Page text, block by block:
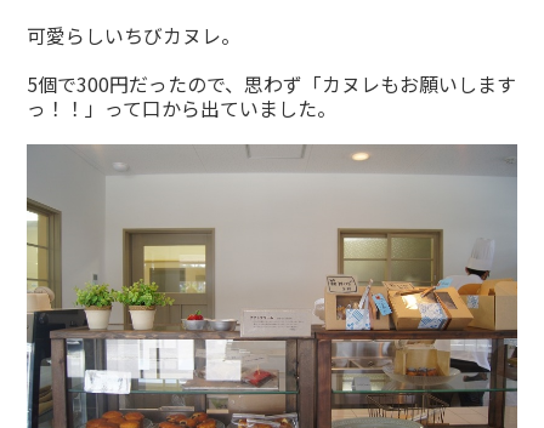
可愛らしいちびカヌレ。
5個で300円だったので、思わず「カヌレもお願いします
っ！！」って口から出ていました。